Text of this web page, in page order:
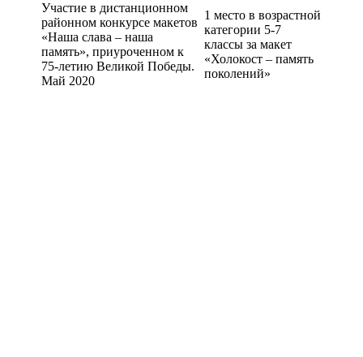
Участие в дистанционном
районном конкурсе макетов
«Наша слава – наша
память», приуроченном к
75-летию Великой Победы.
Май 2020
1 место в возрастной
категории 5-7
классы за макет
«Холокост – память
поколений»